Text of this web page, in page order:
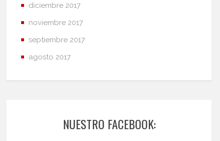
diciembre 2017
noviembre 2017
septiembre 2017
agosto 2017
NUESTRO FACEBOOK: